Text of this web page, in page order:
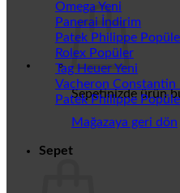
Sepetinizde ürün
Mağazaya geri dön
Sepet
Omega
Panerai
Patek Philippe
Rolex
Tag Heuer
Vacheron Constantin
Patek Philippe